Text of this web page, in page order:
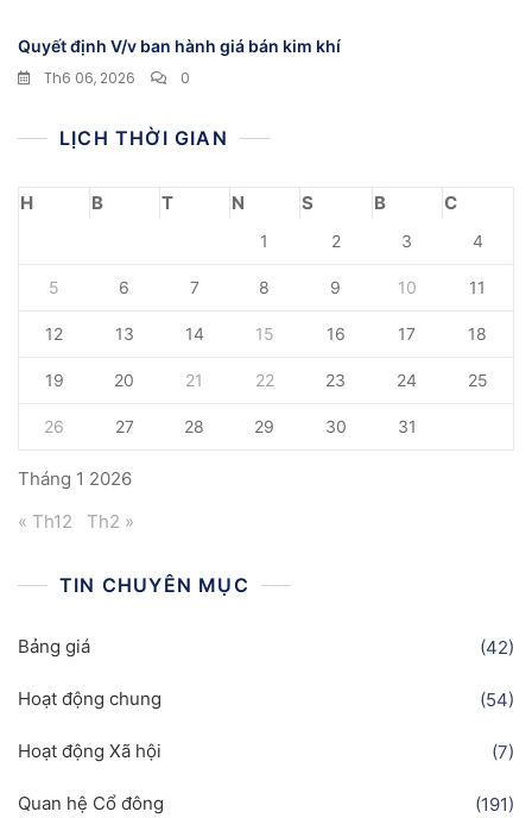
Quyết định V/v ban hành giá bán kim khí
Th6 06, 2026
0
LỊCH THỜI GIAN
Tháng 1 2026
H B T N S B C
1 2 3 4
5 6 7 8 9 10 11
12 13 14 15 16 17 18
19 20 21 22 23 24 25
26 27 28 29 30 31
« Th12 Th2 »
TIN CHUYÊN MỤC
Bảng giá (42)
Hoạt động chung (54)
Hoạt động Xã hội (7)
Quan hệ Cổ đông (191)